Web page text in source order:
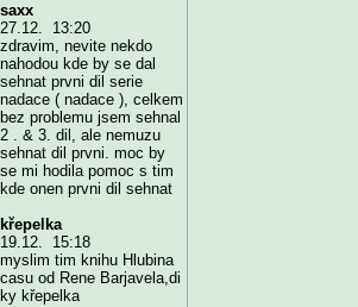
saxx
27.12. 13:20
zdravim, nevite nekdo
nahodou kde by se dal
sehnat prvni dil serie
nadace ( nadace ), celkem
bez problemu jsem sehnal
2 . & 3. dil, ale nemuzu
sehnat dil prvni. moc by
se mi hodila pomoc s tim
kde onen prvni dil sehnat
křepelka
19.12. 15:18
myslim tim knihu Hlubina
casu od Rene Barjavela,di
ky křepelka